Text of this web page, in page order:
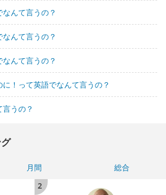
んて言うの？
んて言うの？
んて言うの？
！って英語でなんて言うの？
言うの？
月間
総合
2